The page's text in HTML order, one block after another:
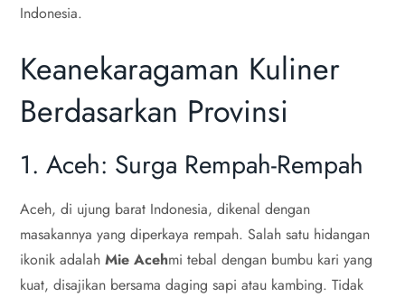
Indonesia.
Keanekaragaman Kuliner
Berdasarkan Provinsi
1. Aceh: Surga Rempah-Rempah
Aceh, di ujung barat Indonesia, dikenal dengan
masakannya yang diperkaya rempah. Salah satu hidangan
ikonik adalahMie Acehmi tebal dengan bumbu kari yang
kuat, disajikan bersama daging sapi atau kambing. Tidak